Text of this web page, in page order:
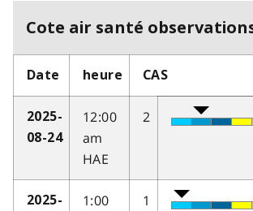
Cote air santé
Date heure CAS
2025-
08-24
12:00
am
HAE
2
2025-
1:00
1